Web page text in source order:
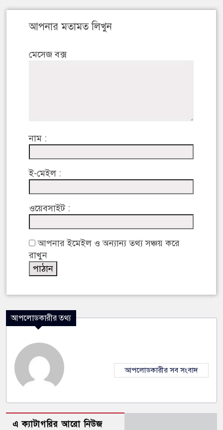
আপনার মতামত লিখুন
মেসেজ বক্স
নাম :
ই-মেইল :
ওয়েবসাইট :
আপনার ইমেইল ও অন্যান্য তথ্য সঞ্চয় করে
রাখুন
আপলোডকারীর তথ্য
আপলোডকারীর সব সংবাদ
এ ক্যাটাগরির আরো নিউজ